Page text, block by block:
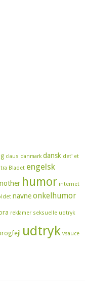
claus danmark dansk det' et
Bladet engelsk
humor internet
navneonkelhumor
reklamer seksuelle udtryk
udtryk vsauce